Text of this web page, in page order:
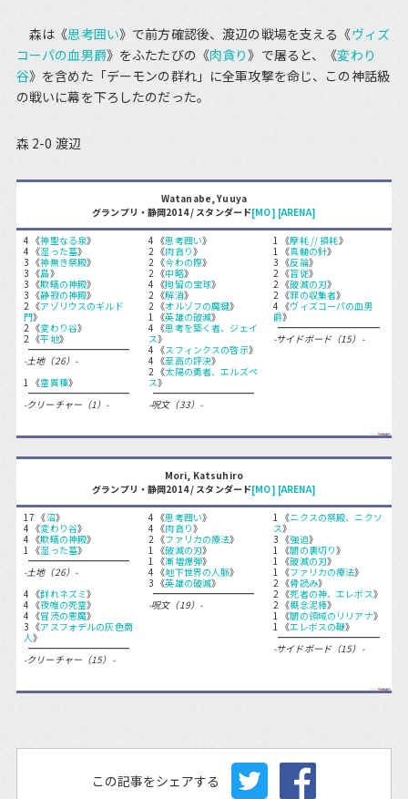
森は《思考囲い》で前方確認後、渡辺の戦場を支える《ヴィズ
コーパの血男爵》をふたたびの《肉貪り》で屠ると、《変わり
谷》を含めた「デーモンの群れ」に全軍攻撃を命じ、この神話級
の戦いに幕を下ろしたのだった。
森 2-0 渡辺
Watanabe, Yuuya
グランプリ・静岡2014 / スタンダード[MO] [ARENA]
4 《神聖なる泉》
4 《湿った墓》
3 《神無き祭殿》
3 《島》
3 《欺瞞の神殿》
3 《静寂の神殿》
2 《アゾリウスのギルド
門》
2 《変わり谷》
2 《平地》
-土地（26）-
1 《霊異種》
-クリーチャー（1）-
4 《思考囲い》
2 《肉貪り》
2 《今わの際》
2 《中略》
4 《拘留の宝球》
2 《解消》
2 《オルゾフの魔鍵》
1 《英雄の破滅》
4 《思考を築く者、ジェイ
ス》
4 《スフィンクスの啓示》
4 《至高の評決》
2 《太陽の勇者、エルズペ
ス》
-呪文（33）-
1 《摩耗 // 損耗》
1 《真髄の針》
3 《反論》
2 《盲従》
2 《破滅の刃》
2 《罪の収集者》
4 《ヴィズコーパの血男
爵》
-サイドボード（15）-
Mori, Katsuhiro
グランプリ・静岡2014 / スタンダード[MO] [ARENA]
17 《沼》
4 《変わり谷》
4 《欺瞞の神殿》
1 《湿った墓》
-土地（26）-
4 《群れネズミ》
4 《夜帷の死霊》
4 《冒涜の悪魔》
3 《アスフォデルの灰色商
人》
-クリーチャー（15）-
4 《思考囲い》
4 《肉貪り》
2 《ファリカの療法》
1 《破滅の刃》
1 《漸増爆弾》
4 《地下世界の人脈》
3 《英雄の破滅》
-呪文（19）-
1 《ニクスの祭殿、ニクソ
ス》
3 《強迫》
1 《闇の裏切り》
1 《破滅の刃》
1 《ファリカの療法》
2 《骨読み》
2 《死者の神、エレボス》
2 《概念泥棒》
1 《闇の領域のリリアナ》
1 《エレボスの鞭》
-サイドボード（15）-
この記事をシェアする